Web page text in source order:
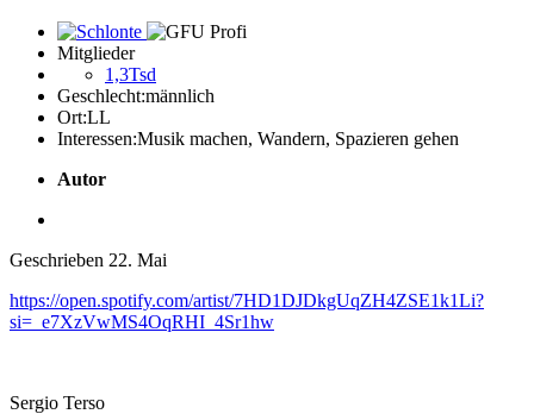
Mitglieder
1,3Tsd
Geschlecht:männlich
Ort:LL
Interessen:Musik machen, Wandern, Spazieren gehen
Autor
Geschrieben 22. Mai
https://open.spotify.com/artist/7HD1DJDkgUqZH4ZSE1k1Li?
si=_e7XzVwMS4OqRHI_4Sr1hw
Sergio Terso